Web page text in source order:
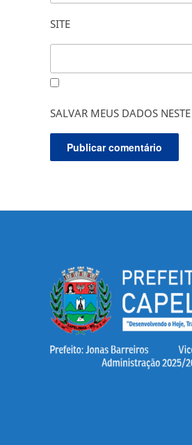
SITE
SALVAR MEUS DADOS